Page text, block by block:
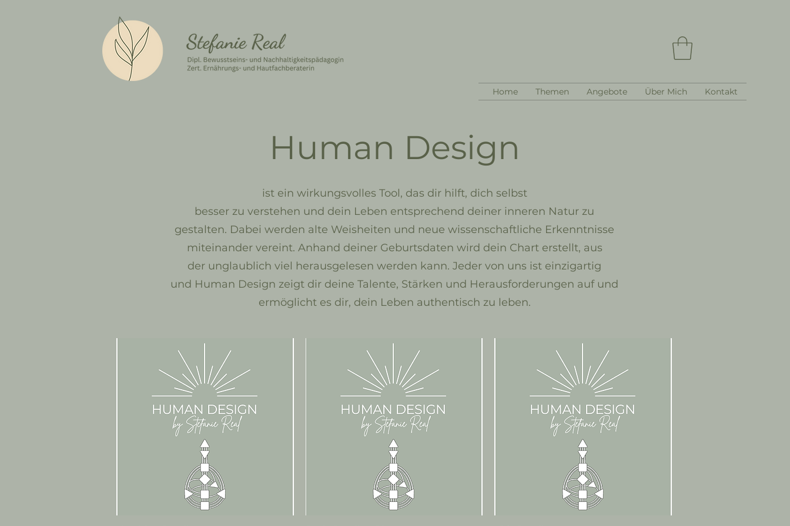
Home Themen Angebote Über Mich Kontakt
Human Design
ist ein wirkungsvolles Tool, das dir hilft, dich selbst
besser zu verstehen und dein Leben entsprechend deiner inneren Natur zu
gestalten. Dabei werden alte Weisheiten und neue wissenschaftliche Erkenntnisse
miteinander vereint. Anhand deiner Geburtsdaten wird dein Chart erstellt, aus
der unglaublich viel herausgelesen werden kann. Jeder von uns ist einzigartig
und Human Design zeigt dir deine Talente, Stärken und Herausforderungen auf und
ermöglicht es dir, dein Leben authentisch zu leben.